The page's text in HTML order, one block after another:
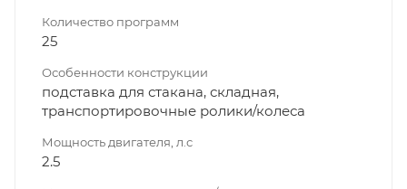
Количество программ
25
Особенности конструкции
подставка для стакана, складная,
транспортировочные ролики/колеса
Мощность двигателя, л.с
2.5